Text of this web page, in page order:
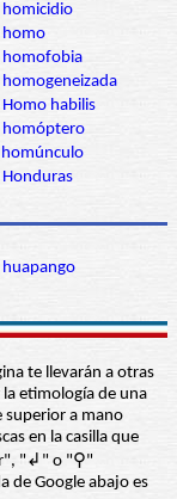
homicidio
homo
homofobia
homogeneizada
Homo habilis
homóptero
homúnculo
Honduras
huapango
te llevarán a otras
etimología de una
superior a mano
en la casilla que
"↲" o "⚲"
de Google abajo es